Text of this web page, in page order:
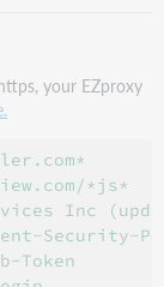
your EZproxy
*js*
Inc
Security-
Token